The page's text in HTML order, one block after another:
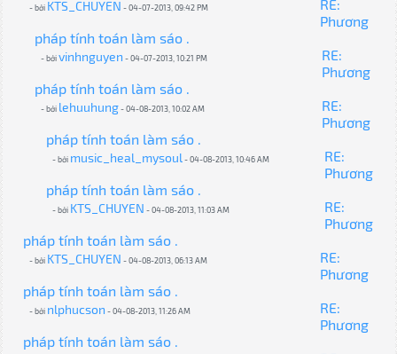
- bởi KTS_CHUYEN - 04-07-2013, 09:42 PM
RE:
Phương
pháp tính toán làm sáo .
- bởivinhnguyen - 04-07-2013, 10:21 PM
RE:
Phương
pháp tính toán làm sáo .
- bởi lehuuhung- 04-08-2013, 10:02 AM
RE:
Phương
pháp tính toán làm sáo .
- bởi music_heal_mysoul- 04-08-2013, 10:46 AM
RE:
Phương
pháp tính toán làm sáo .
- bởi KTS_CHUYEN - 04-08-2013, 11:03 AM
RE:
Phương
pháp tính toán làm sáo .
- bởi KTS_CHUYEN - 04-08-2013, 06:13 AM
RE:
Phương
pháp tính toán làm sáo .
- bởi nlphucson - 04-08-2013, 11:26 AM
RE:
Phương
pháp tính toán làm sáo .